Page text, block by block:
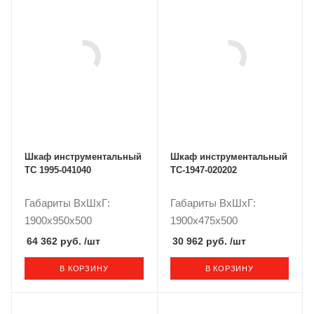
Шкаф инструментальный
ТС 1995-041040
Габариты ВxШxГ:
1900x950x500
64 362 руб. /шт
В КОРЗИНУ
Шкаф инструментальный
TC-1947-020202
Габариты ВxШxГ:
1900x475x500
30 962 руб. /шт
В КОРЗИНУ